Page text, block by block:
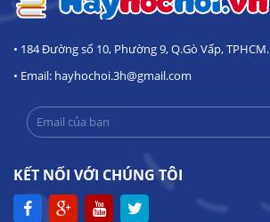
• 184 Đường số 10, Phường 9, Q.Gò Vấp, TPHCM.
• Email: hayhochoi.3h@gmail.com
KẾT NỐI VỚI CHÚNG TÔI